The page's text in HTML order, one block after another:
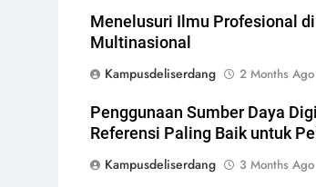
Menelusuri Ilmu Profesional
Multinasional
Kampusdeliserdang
2 Months Ago
Penggunaan Sumber Daya
Referensi Paling Baik untuk
Kampusdeliserdang
3 Months Ago